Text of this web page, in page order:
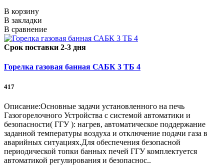
В корзину
В закладки
В сравнение
Срок поставки 2-3 дня
Горелка газовая банная САБК 3 ТБ 4
417
Описание:Основные задачи установленного на печь
Газогорелочного Устройства с системой автоматики и
безопасности( ГГУ ): нагрев, автоматическое поддержание
заданной температуры воздуха и отключение подачи газа в
аварийных ситуациях.Для обеспечения безопасной
периодической топки банных печей ГГУ комплектуется
автоматикой регулирования и безопаснос..